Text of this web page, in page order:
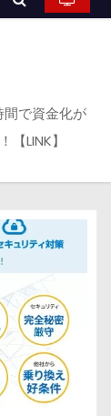
で資金化が
LINK】